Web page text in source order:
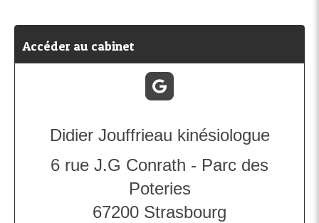
Accéder au cabinet
Didier Jouffrieau kinésiologue
6 rue J.G Conrath - Parc des
Poteries
67200 Strasbourg